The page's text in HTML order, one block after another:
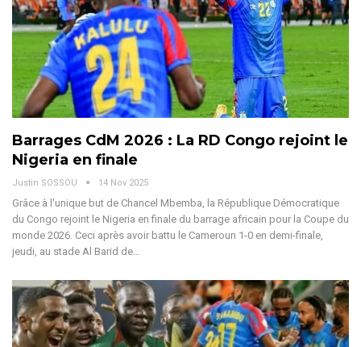
Barrages CdM 2026 : La RD Congo rejoint le
Nigeria en finale
Justin SOSSOU 14 Nov 2025
Grâce à l'unique but de Chancel Mbemba, la République Démocratique
du Congo rejoint le Nigeria en finale du barrage africain pour la Coupe du
monde 2026. Ceci après avoir battu le Cameroun 1-0 en demi-finale,
jeudi, au stade Al Barid de